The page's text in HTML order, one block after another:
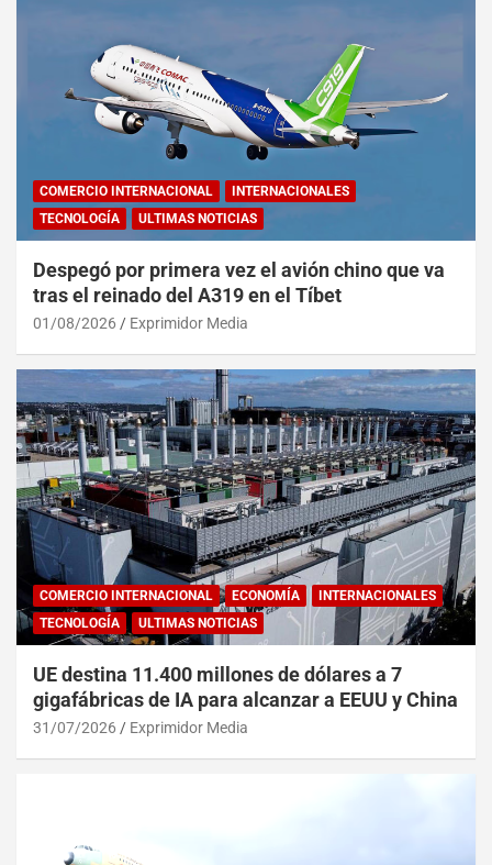
COMERCIO INTERNACIONAL
INTERNACIONALES
TECNOLOGÍA
ULTIMAS NOTICIAS
Despegó por primera vez el avión chino que va
tras el reinado del A319 en el Tíbet
01/08/2026 Exprimidor Media
COMERCIO INTERNACIONAL ECONOMÍA
INTERNACIONALES
TECNOLOGÍA
ULTIMAS NOTICIAS
UE destina 11.400 millones de dólares a 7
gigafábricas de IA para alcanzar a EEUU y China
31/07/2026 Exprimidor Media